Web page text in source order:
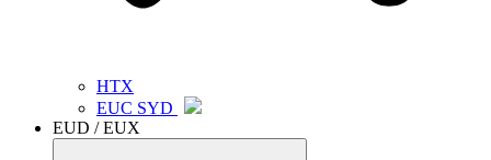
HTX
EUC SYD
EUD / EUX